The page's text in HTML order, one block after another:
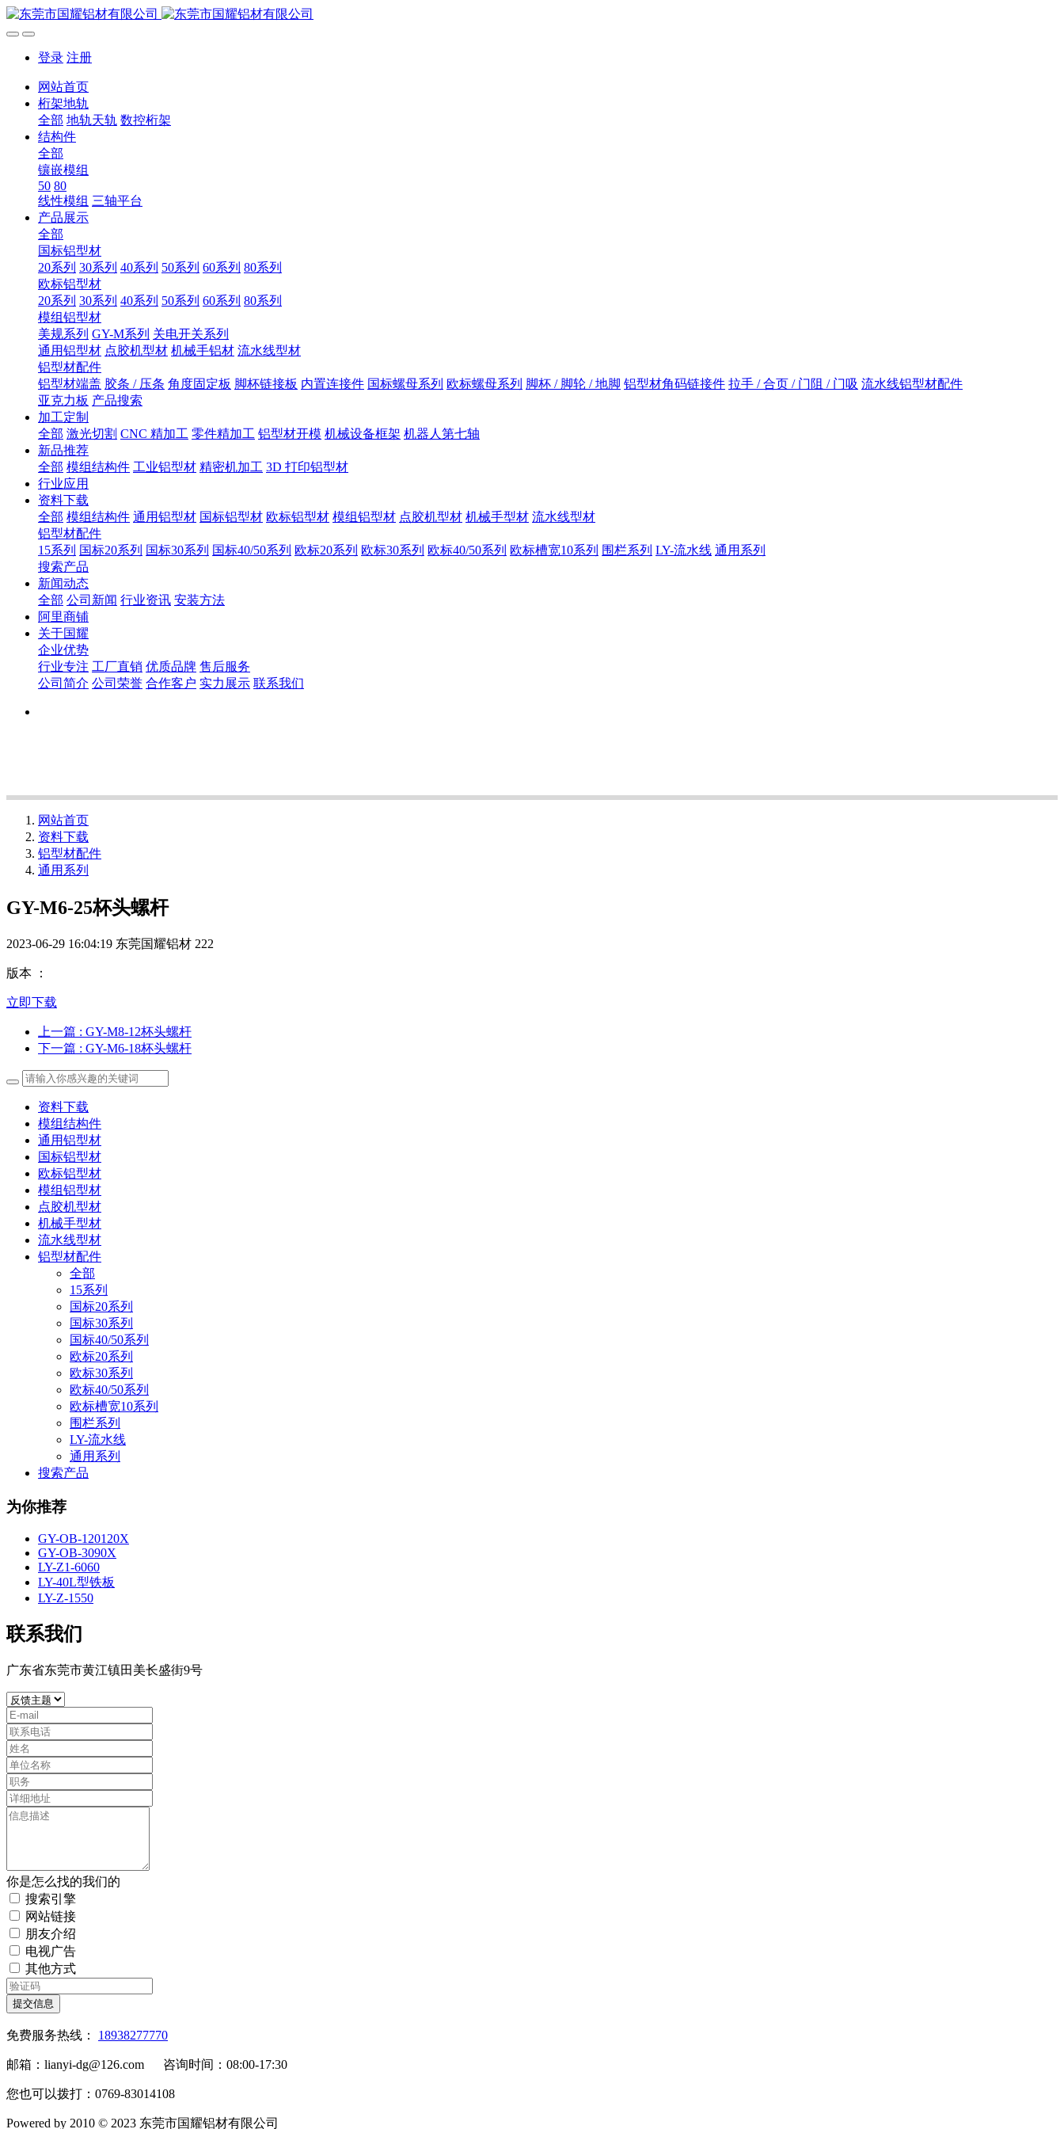
登录 注册
网站首页
桁架地轨
全部 地轨天轨 数控桁架
结构件
全部
镶嵌模组
50 80
线性模组 三轴平台
产品展示
全部
国标铝型材
20系列 30系列 40系列 50系列 60系列 80系列
欧标铝型材
20系列 30系列 40系列 50系列 60系列 80系列
模组铝型材
美规系列 GY-M系列 关电开关系列
通用铝型材 点胶机型材 机械手铝材 流水线型材
铝型材配件
铝型材端盖 胶条 / 压条 角度固定板 脚杯链接板 内置连接件 国标螺母系列 欧标螺母系列 脚杯 / 脚轮 / 地脚 铝型材角码链接件 拉手 / 合页 / 门阻 / 门吸 流水线铝型材配件
亚克力板 产品搜索
加工定制
全部 激光切割 CNC 精加工 零件精加工 铝型材开模 机械设备框架 机器人第七轴
新品推荐
全部 模组结构件 工业铝型材 精密机加工 3D 打印铝型材
行业应用
资料下载
全部 模组结构件 通用铝型材 国标铝型材 欧标铝型材 模组铝型材 点胶机型材 机械手型材 流水线型材
铝型材配件
15系列 国标20系列 国标30系列 国标40/50系列 欧标20系列 欧标30系列 欧标40/50系列 欧标槽宽10系列 围栏系列 LY-流水线 通用系列
搜索产品
新闻动态
全部 公司新闻 行业资讯 安装方法
阿里商铺
关于国耀
企业优势
行业专注 工厂直销 优质品牌 售后服务
公司简介 公司荣誉 合作客户 实力展示 联系我们
网站首页
资料下载
铝型材配件
通用系列
GY-M6-25杯头螺杆
2023-06-29 16:04:19 东莞国耀铝材 222
版本 ：
立即下载
上一篇 : GY-M8-12杯头螺杆
下一篇 : GY-M6-18杯头螺杆
资料下载
模组结构件
通用铝型材
国标铝型材
欧标铝型材
模组铝型材
点胶机型材
机械手型材
流水线型材
铝型材配件
全部
15系列
国标20系列
国标30系列
国标40/50系列
欧标20系列
欧标30系列
欧标40/50系列
欧标槽宽10系列
围栏系列
LY-流水线
通用系列
搜索产品
为你推荐
GY-OB-120120X
GY-OB-3090X
LY-Z1-6060
LY-40L型铁板
LY-Z-1550
联系我们
广东省东莞市黄江镇田美长盛街9号
你是怎么找的我们的
搜索引擎
网站链接
朋友介绍
电视广告
其他方式
提交信息
免费服务热线： 18938277770
邮箱：lianyi-dg@126.com 咨询时间：08:00-17:30
您也可以拨打：0769-83014108
Powered by 2010 © 2023 东莞市国耀铝材有限公司